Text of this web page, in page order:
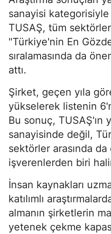
sanayisi kategorisiyle
TUSAŞ, tüm
"Türkiye'nin En
sıralamasında da
attı.
Şirket, geçen yıla
yükselerek listenin
Bu sonuç, TUSAŞ'ın
sanayisinde değil,
sektörler arasında
işverenlerden biri
İnsan kaynakları
katılımlı
almanın şirketlerin
yetenek çekme